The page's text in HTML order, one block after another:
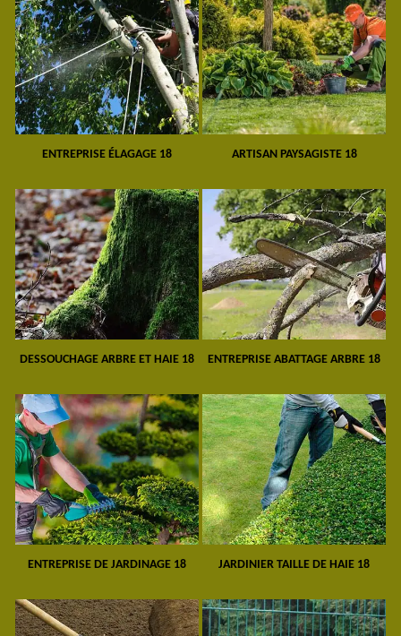
ENTREPRISE ÉLAGAGE 18 ARTISAN PAYSAGISTE 18
DESSOUCHAGE ARBRE ET HAIE 18 ENTREPRISE ABATTAGE ARBRE 18
ENTREPRISE DE JARDINAGE 18 JARDINIER TAILLE DE HAIE 18